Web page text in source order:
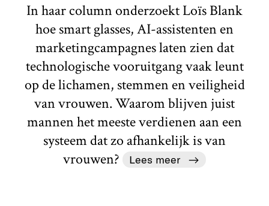
In haar column onderzoekt Loïs Blank
hoe smart glasses, AI-assistenten en
marketingcampagnes laten zien dat
technologische vooruitgang vaak leunt
op de lichamen, stemmen en veiligheid
van vrouwen. Waarom blijven juist
mannen het meeste verdienen aan een
systeem dat zo afhankelijk is van
vrouwen?
Lees meer